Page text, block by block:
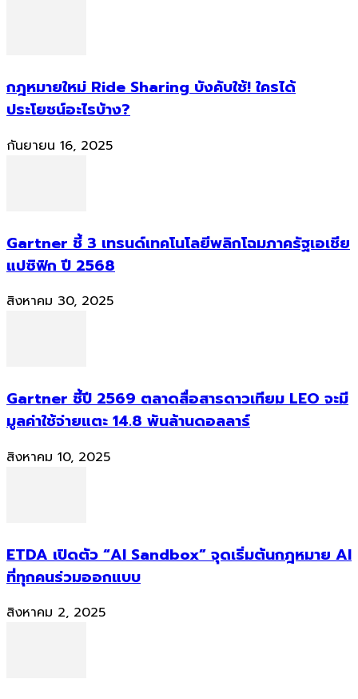
กฎหมายใหม่ Ride Sharing บังคับใช้! ใครได้
ประโยชน์อะไรบ้าง?
กันยายน 16, 2025
Gartner ชี้ 3 เทรนด์เทคโนโลยีพลิกโฉมภาครัฐเอเชีย
แปซิฟิก ปี 2568
สิงหาคม 30, 2025
Gartner ชี้ปี 2569 ตลาดสื่อสารดาวเทียม LEO จะมี
มูลค่าใช้จ่ายแตะ 14.8 พันล้านดอลลาร์
สิงหาคม 10, 2025
ETDA เปิดตัว “AI Sandbox” จุดเริ่มต้นกฎหมาย AI
ที่ทุกคนร่วมออกแบบ
สิงหาคม 2, 2025